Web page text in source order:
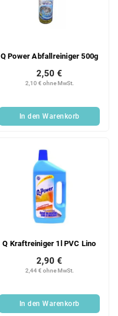
Q Power Abfallreiniger 500g
2,10 € ohne MwSt.
2,50 €
In den Warenkorb
Q Kraftreiniger 1l PVC Lino
2,44 € ohne MwSt.
2,90 €
In den Warenkorb